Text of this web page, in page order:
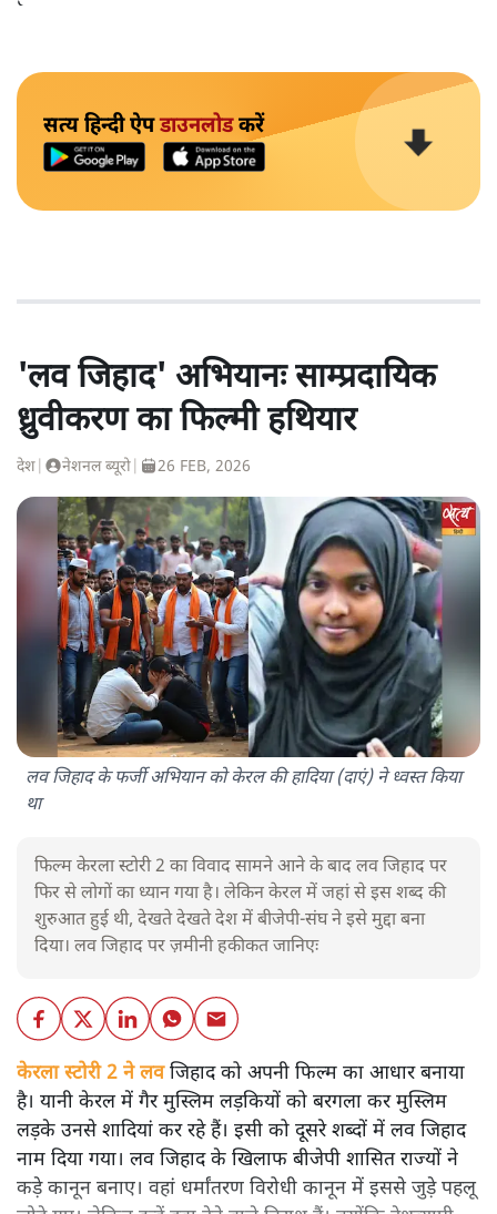
सत्य हिन्दी ऐपडाउनलोडकरें
'लव जिहाद' अभियानः साम्प्रदायिक
ध्रुवीकरण का फिल्मी हथियार
देश नेशनल ब्यूरो 26 FEB, 2026
लव जिहाद के फर्जी अभियान को केरल की हादिया (दाएं) ने ध्वस्त किया
था
फिल्म केरला स्टोरी 2 का विवाद सामने आने के बाद लव जिहाद पर
फिर से लोगों का ध्यान गया है। लेकिन केरल में जहां से इस शब्द की
शुरुआत हुई थी, देखते देखते देश में बीजेपी-संघ ने इसे मुद्दा बना
दिया। लव जिहाद पर ज़मीनी हकीकत जानिएः
केरला स्टोरी 2 ने लवजिहाद को अपनी फिल्म का आधार बनाया
है। यानी केरल में गैर मुस्लिम लड़कियों को बरगला कर मुस्लिम
लड़के उनसे शादियां कर रहे हैं। इसी को दूसरे शब्दों में लव जिहाद
नाम दिया गया। लव जिहाद के खिलाफ बीजेपी शासित राज्यों ने
कड़े कानून बनाए। वहां धर्मांतरण विरोधी कानून में इससे जुड़े पहलू